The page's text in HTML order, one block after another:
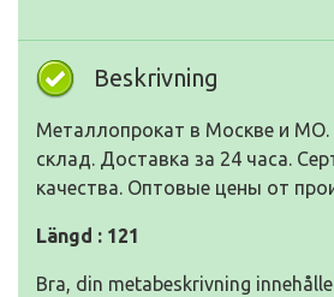
Beskrivning
Металлопрокат в Москве и МО.
склад. Доставка за 24 часа.
качества. Оптовые цены от
Längd : 121
Bra, din metabeskrivning